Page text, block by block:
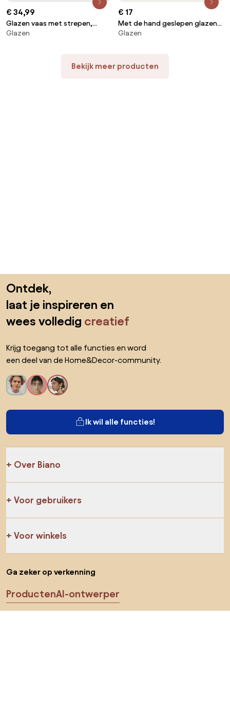
€ 34,99
Glazen vaas met strepen,
Malco
Glazen
€ 17
Met de hand geslepen glazen
vaas H13 cm, Eloria
Glazen
Bekijk meer producten
Ontdek,
laat je inspireren en
wees volledig creatief
Krijg toegang tot alle functies en word
een deel van de Home&Decor-community.
Ik wil alle functies!
Over Biano
Voor gebruikers
Voor winkels
Ga zeker op verkenning
ProductenAI-ontwerper